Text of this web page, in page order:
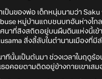
ำเป็นของพ่อ เด็กหนุ่มนามว่า
หมู่บ้านแถบชนบทอันห่างไกล
นาที่สิงสถิตอยู่บนผืนดินแห่งนี้เข้
สิ่งลี้ลับในตำนานเมืองที่มี
ทีนั้นเป็นต้นมา ช่วงเวลาในฤดูร้อ
อคอยตามติดอยู่ข้างกายเขาเสมอ